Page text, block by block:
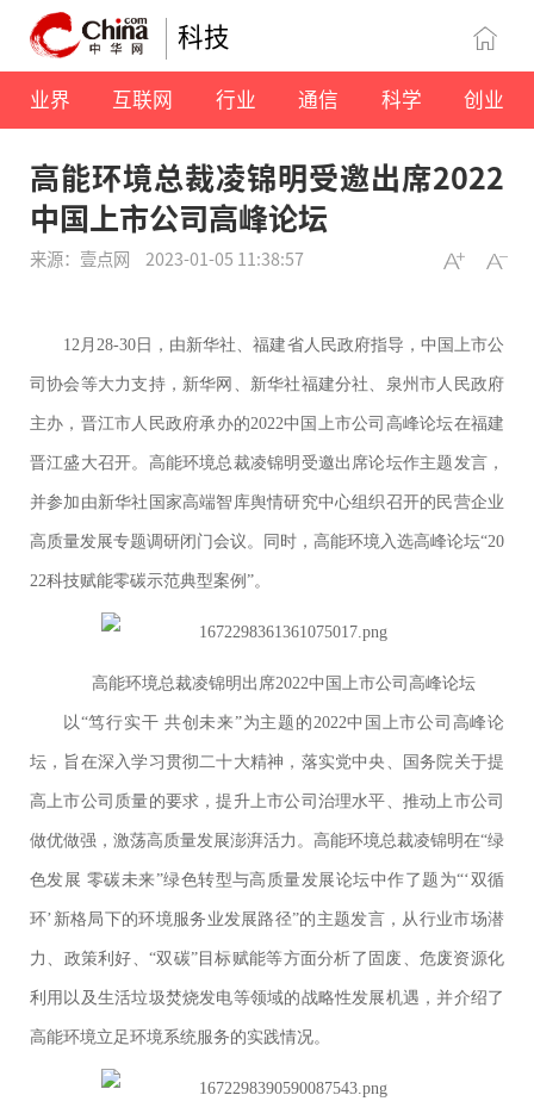
科技
业界 互联网 行业 通信 科学 创业
高能环境总裁凌锦明受邀出席2022
中国上市公司高峰论坛
来源：壹点网 2023-01-05 11:38:57
12月28-30日，由新华社、福建省人民政府指导，中国上市公
司协会等大力支持，新华网、新华社福建分社、泉州市人民政府
主办，晋江市人民政府承办的2022中国上市公司高峰论坛在福建
晋江盛大召开。高能环境总裁凌锦明受邀出席论坛作主题发言，
并参加由新华社国家高端智库舆情研究中心组织召开的民营企业
高质量发展专题调研闭门会议。同时，高能环境入选高峰论坛“20
22科技赋能零碳示范典型案例”。
高能环境总裁凌锦明出席2022中国上市公司高峰论坛
以“笃行实干 共创未来”为主题的2022中国上市公司高峰论
坛，旨在深入学习贯彻二十大精神，落实党中央、国务院关于提
高上市公司质量的要求，提升上市公司治理水平、推动上市公司
做优做强，激荡高质量发展澎湃活力。高能环境总裁凌锦明在“绿
色发展 零碳未来”绿色转型与高质量发展论坛中作了题为“‘双循
环’新格局下的环境服务业发展路径”的主题发言，从行业市场潜
力、政策利好、“双碳”目标赋能等方面分析了固废、危废资源化
利用以及生活垃圾焚烧发电等领域的战略性发展机遇，并介绍了
高能环境立足环境系统服务的实践情况。